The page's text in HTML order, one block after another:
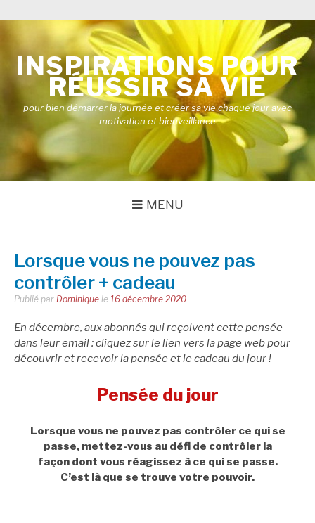
contenuINSPIRATIONS POUR
RÉUSSIR SA VIE
pour bien démarrer la journée et créer sa vie chaque jour avec
motivation et bienveillance
MENU
Lorsque vous ne pouvez pas
contrôler + cadeau
Publié par Dominique le 16 décembre 2020
En décembre, aux abonnés qui reçoivent cette pensée
dans leur email : cliquez sur le lien vers la page web pour
découvrir et recevoir la pensée et le cadeau du jour !
Pensée du jour
Lorsque vous ne pouvez pas contrôler ce qui se
passe, mettez-vous au défi de contrôler la
façon dont vous réagissez à ce qui se passe.
C’est là que se trouve votre pouvoir.